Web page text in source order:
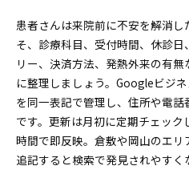
患者さんは来院前に不安を解消し
そ、診療科目、受付時間、休診
リー、決済方法、発熱外来の有
に整理しましょう。Googleビジ
を同一表記で管理し、住所や電
です。更新は月初に定期チェッ
時間で即反映。倉敷や岡山のエリ
追記すると検索で発見されやす